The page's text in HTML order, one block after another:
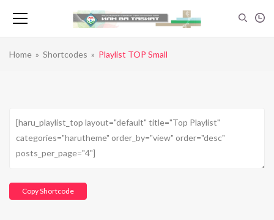
Home » Shortcodes » Playlist TOP Small
Copy Shortcode